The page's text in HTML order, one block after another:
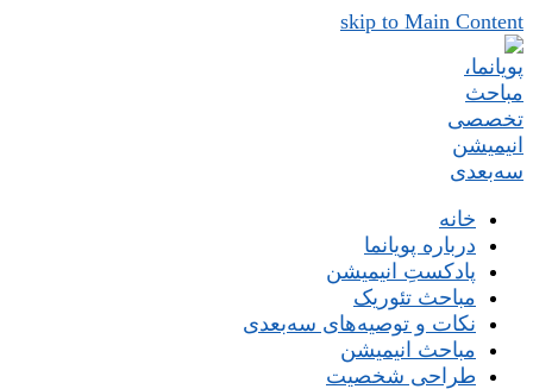
skip to Main Content
خانه
درباره پویانما
پادکستِ انیمیشن
مباحث تئوریک
نکات و توصیه‌های‌ سه‌بعدی
مباحث انیمیشن
طراحی شخصیت